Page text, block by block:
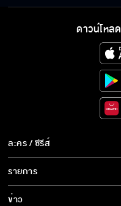
ดาวน์โหลด
ละคร / ซีรีส์
ละคร/ซีรีส์
ซีรีส์นานาชาติ
รายการ
รายการทั้งหมด
ข่าว